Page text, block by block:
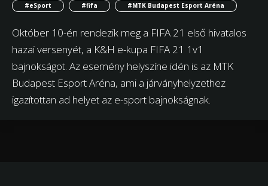
#eSport #fifa #MTK Budapest Esport Aréna
Október 10-én rendezik meg a FIFA 21 első hivatalos
hazai versenyét, a K&H e-kupa FIFA 21 1v1
bajnokságot. Az esemény helyszíne idén is az MTK
Budapest Esport Aréna, ami a járványhelyzethez
igazítottan ad helyet az e-sport bajnokságnak.